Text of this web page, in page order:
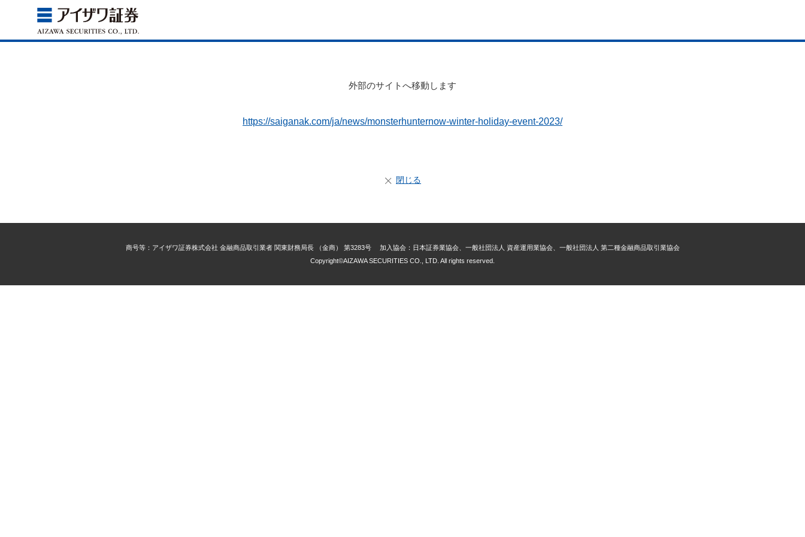
外部のサイトへ移動します
https://saiganak.com/ja/news/monsterhunternow-winter-holiday-event-2023/
閉じる
商号等：アイザワ証券株式会社 金融商品取引業者 関東財務局長 （金商） 第3283号 加入協会：日本証券業協会、一般社団法人 資産運用業協会、一般社団法人 第二種金融商品取引業協会
Copyright©AIZAWA SECURITIES CO., LTD. All rights reserved.